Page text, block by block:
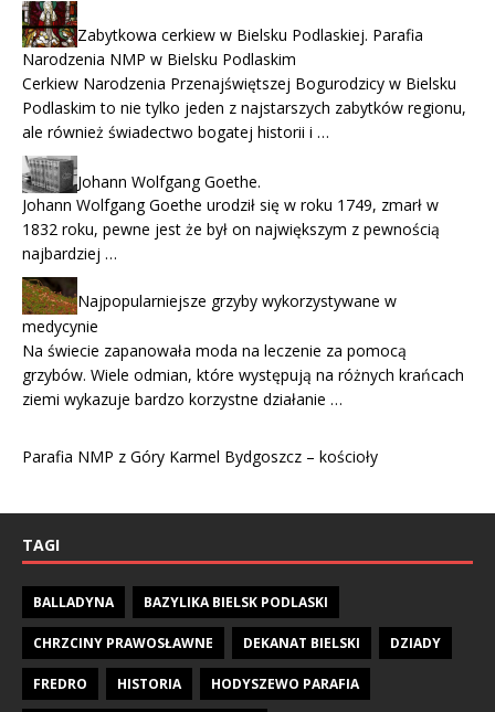
Zabytkowa cerkiew w Bielsku Podlaskiej. Parafia
Narodzenia NMP w Bielsku Podlaskim
Cerkiew Narodzenia Przenajświętszej Bogurodzicy w Bielsku
Podlaskim to nie tylko jeden z najstarszych zabytków regionu,
ale również świadectwo bogatej historii i …
Johann Wolfgang Goethe.
Johann Wolfgang Goethe urodził się w roku 1749, zmarł w
1832 roku, pewne jest że był on największym z pewnością
najbardziej …
Najpopularniejsze grzyby wykorzystywane w
medycynie
Na świecie zapanowała moda na leczenie za pomocą
grzybów. Wiele odmian, które występują na różnych krańcach
ziemi wykazuje bardzo korzystne działanie …
Parafia NMP z Góry Karmel Bydgoszcz – kościoły
TAGI
BALLADYNA BAZYLIKA BIELSK PODLASKI
CHRZCINY PRAWOSŁAWNE DEKANAT BIELSKI DZIADY
FREDRO HISTORIA HODYSZEWO PARAFIA